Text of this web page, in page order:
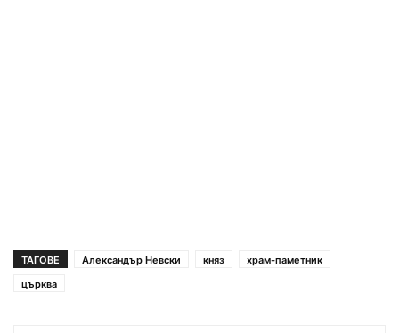
ТАГОВЕ Александър Невски княз
храм-паметник
църква